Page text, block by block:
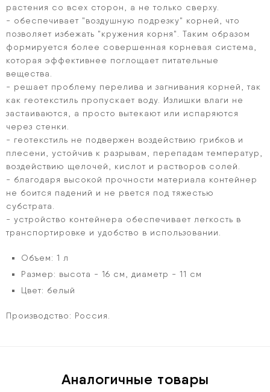
растения со всех сторон, а не только сверху.
- обеспечивает "воздушную подрезку" корней, что
позволяет избежать "кружения корня". Таким образом
формируется более совершенная корневая система,
которая эффективнее поглощает питательные
вещества.
- решает проблему перелива и загнивания корней, так
как геотекстиль пропускает воду. Излишки влаги не
застаиваются, а просто вытекают или испаряются
через стенки.
- геотекстиль не подвержен воздействию грибков и
плесени, устойчив к разрывам, перепадам температур,
воздействию щелочей, кислот и растворов солей.
- благодаря высокой прочности материала контейнер
не боится падений и не рвется под тяжестью
субстрата.
- устройство контейнера обеспечивает легкость в
транспортировке и удобство в использовании.
Объем: 1 л
Размер: высота - 16 см, диаметр - 11 см
Цвет: белый
Производство: Россия.
Аналогичные товары